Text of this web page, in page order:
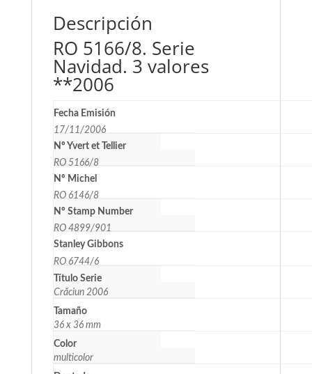
Descripción
RO 5166/8. Serie
Navidad. 3 valores
**2006
Fecha Emisión
17/11/2006
Nº Yvert et Tellier
RO 5166/8
Nº Michel
RO 6146/8
Nº Stamp Number
RO 4899/901
Stanley Gibbons
RO 6744/6
Título Serie
Crăciun 2006
Tamaño
36 x 36 mm
Color
multicolor